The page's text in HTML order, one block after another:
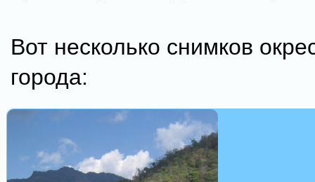
Вот несколько снимков
города: